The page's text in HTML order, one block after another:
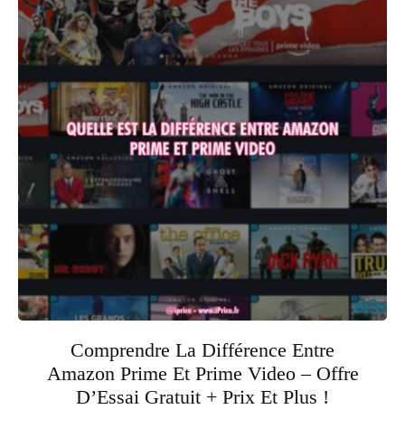
Comprendre La Différence Entre
Amazon Prime Et Prime Video – Offre
D’Essai Gratuit + Prix Et Plus !